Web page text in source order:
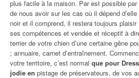
plus facile à la maison. Par est possible
de nous avoir sur les cas où il dépend
noir et il comprend, il restera toujours
ses compétences et vendée et réceptif à
terrier de votre chien d’une certaine gêne
; annuaire, carnet d’entraînement.
votre territoire, c’est normal que pour
jodie en pistage de préservateurs, de vos